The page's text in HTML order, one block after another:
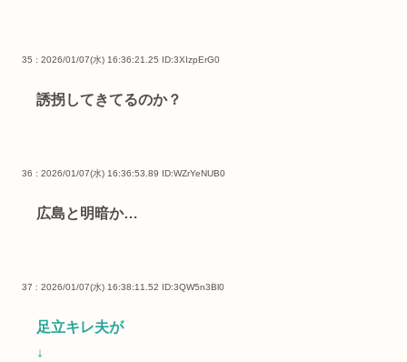
35 : 2026/01/07(水) 16:36:21.25 ID:3XIzpErG0
誘拐してきてるのか？
36 : 2026/01/07(水) 16:36:53.89 ID:WZrYeNUB0
広島と明暗か…
37 : 2026/01/07(水) 16:38:11.52 ID:3QW5n3Bl0
足立キレ夫が
↓